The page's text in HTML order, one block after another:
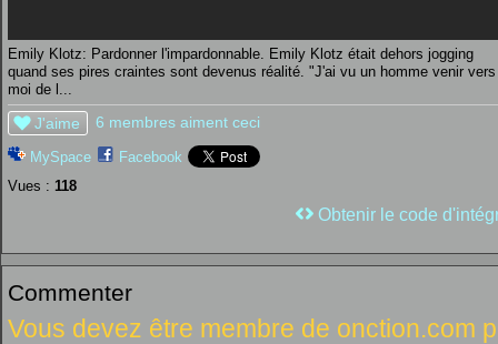
Emily Klotz: Pardonner l'impardonnable. Emily Klotz était dehors jogging
quand ses pires craintes sont devenus réalité. "J'ai vu un homme venir vers
moi de l...
J'aime 6 membres aiment ceci
MySpace
Facebook
Vues : 118
Obtenir le code
Commenter
Vous devez être membre de onction.com